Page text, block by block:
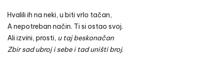
Hvalili ih na neki, u biti vrlo tačan,
A nepotreban način. Ti si ostao svoj.
Ali izvini, prosti, u taj beskonačan
Zbir sad ubroj i sebe i tad uništi broj.